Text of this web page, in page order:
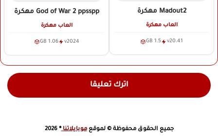
Madout2 مهكرة
العاب مهكرة
v20.41
1.5 GB
God of War 2 ppsspp مهكرة
العاب مهكرة
v2024
1.06 GB
اترك تعليقا
جميع الحقوق محفوظة © لموقعموبايلاتنا® 2026